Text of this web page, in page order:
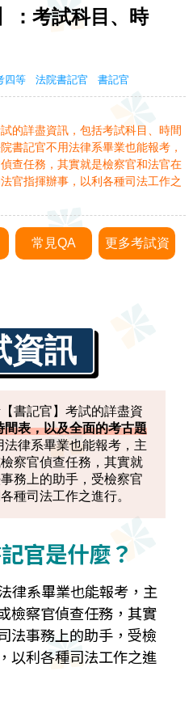
：考試科目、時
四等 法院書記官 書記官
的詳盡資訊，包括考試科目、時間
書記官不用法律系畢業也能報考，
查任務，其實就是檢察官和法官在
官指揮辦事，以利各種司法工作之
常見QA 更多考試資
資訊
書記官】考試的詳盡資
間表，以及全面的考古題
法律系畢業也能報考，主
察官偵查任務，其實就
務上的助手，受檢察官
種司法工作之進行。
官是什麼？
律系畢業也能報考，主
檢察官偵查任務，其實
法事務上的助手，受檢
以利各種司法工作之進